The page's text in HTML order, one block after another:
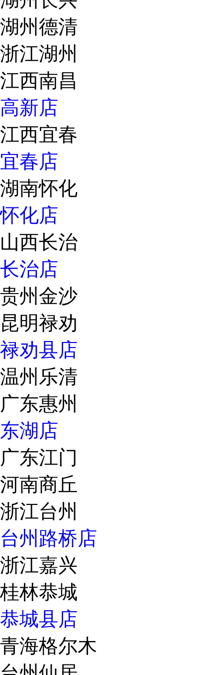
湖州德清
浙江湖州
江西南昌
高新店
江西宜春
宜春店
湖南怀化
怀化店
山西长治
长治店
贵州金沙
昆明禄劝
禄劝县店
温州乐清
广东惠州
东湖店
广东江门
河南商丘
浙江台州
台州路桥店
浙江嘉兴
桂林恭城
恭城县店
青海格尔木